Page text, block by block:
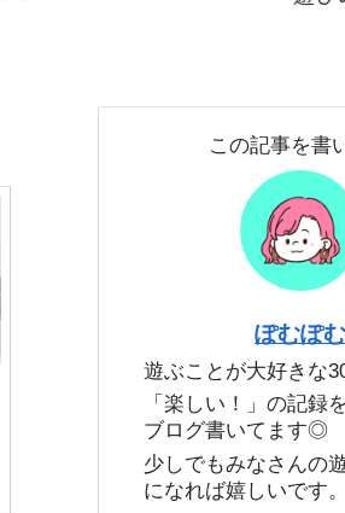
この記事を書
ぽむぽむ
遊ぶことが大好きな
「楽しい！」の記録
ブログ書いてます◎
少しでもみなさんの
になれば嬉しいです。